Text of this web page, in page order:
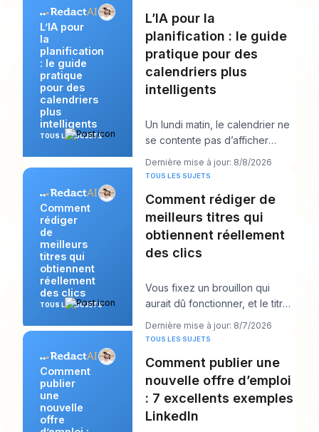
L’IA pour
la
planification
: le guide
pratique
pour des
calendriers
plus
intelligents
TOUS LES SUJETS
L’IA pour la
planification : le guide
pratique pour des
calendriers plus
intelligents
Un lundi matin, le calendrier ne
se contente pas d’afficher
votre journée. Il commence à la
négocier
Dernière mise à jour: 8/8/2026
Comment
rédiger
de
meilleurs
titres qui
obtiennent
réellement
des clics
TOUS LES SUJETS
TOUS LES SUJETS
Comment rédiger de
meilleurs titres qui
obtiennent réellement
des clics
Vous fixez un brouillon qui
aurait dû fonctionner, et le titre
est probablement la première
chose qu
Dernière mise à jour: 8/7/2026
Comment
publier
une
nouvelle
offre
TOUS LES SUJETS
Comment publier une
nouvelle offre d’emploi
: 7 excellents exemples
LinkedIn